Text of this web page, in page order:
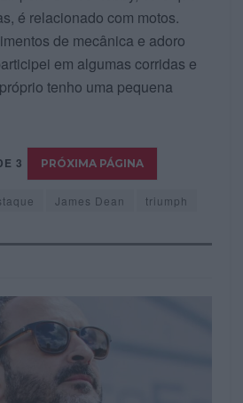
é relacionado com motos.
de mecânica e adoro
em algumas corridas e
tenho uma pequena
3
James Dean triumph